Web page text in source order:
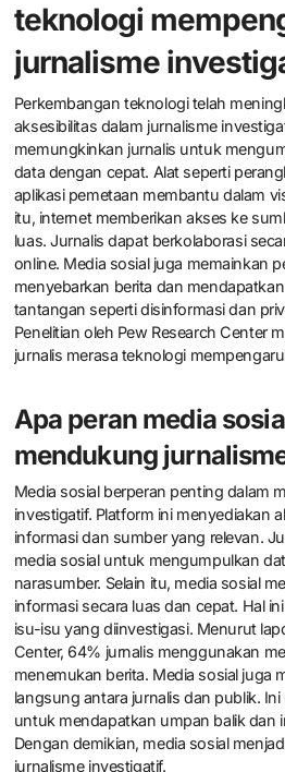
teknologi
jurnalisme
Perkembangan teknologi telah
aksesibilitas dalam jurnalisme
memungkinkan jurnalis untuk
data dengan cepat. Alat seperti
aplikasi pemetaan membantu dalam
itu, internet memberikan akses ke
luas. Jurnalis dapat berkolaborasi
online. Media sosial juga memainkan
menyebarkan berita dan
tantangan seperti disinformasi dan
Penelitian oleh Pew Research Center
jurnalis merasa teknologi
Apa peran media
mendukung
Media sosial berperan penting dalam
investigatif. Platform ini menyediakan
informasi dan sumber yang relevan.
media sosial untuk mengumpulkan
narasumber. Selain itu, media sosial
informasi secara luas dan cepat. Hal
isu-isu yang diinvestigasi. Menurut
Center, 64% jurnalis menggunakan
menemukan berita. Media sosial juga
langsung antara jurnalis dan publik.
untuk mendapatkan umpan balik dan
Dengan demikian, media sosial
jurnalisme investigatif.